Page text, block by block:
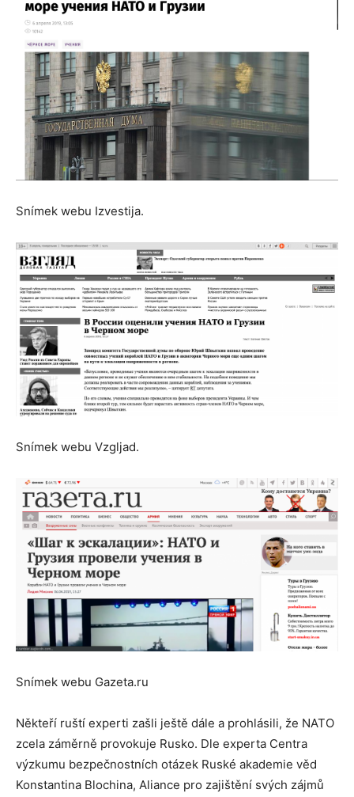
Snímek webu Izvestija.
Snímek webu Vzgljad.
Snímek webu Gazeta.ru
Někteří ruští experti zašli ještě dále a prohlásili, že NATO
zcela záměrně provokuje Rusko. Dle experta Centra
výzkumu bezpečnostních otázek Ruské akademie věd
Konstantina Blochina, Aliance pro zajištění svých zájmů